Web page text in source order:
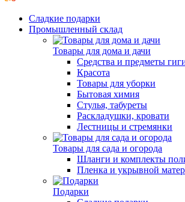
Сладкие подарки
Промышленный склад
Товары для дома и дачи
Средства и предметы
Красота
Товары для уборки
Бытовая химия
Стулья, табуреты
Раскладушки, кровати
Лестницы и стремянки
Товары для сада и огорода
Шланги и комплекты
Пленка и укрывной
Подарки